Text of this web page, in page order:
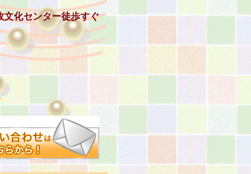
文化センター徒歩すぐ